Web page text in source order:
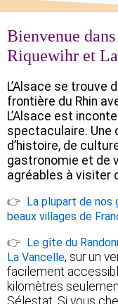
Bienvenue
Riquewihr et
L’Alsace se trouve
frontière du Rhin
L’Alsace est
spectaculaire. Une
d’histoire, de
gastronomie et de
agréables à visiter
👉 La plupart de nos
beaux villages de
👉 Le gîte du
La Vancelle, sur un
facilement
kilomètres